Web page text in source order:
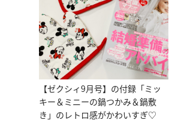
【ゼクシィ9月号】の付録「ミッ
キー＆ミニーの鍋つかみ＆鍋敷
き」のレトロ感がかわいすぎ♡